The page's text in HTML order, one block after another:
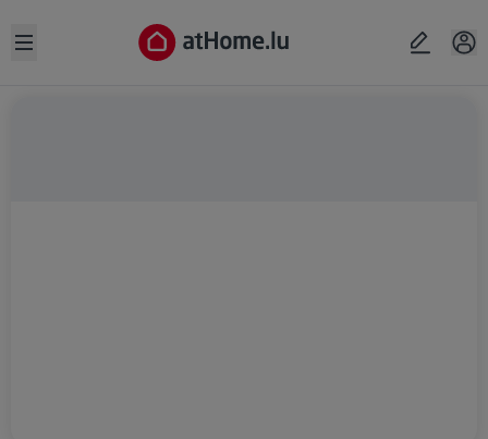
Open sidebar